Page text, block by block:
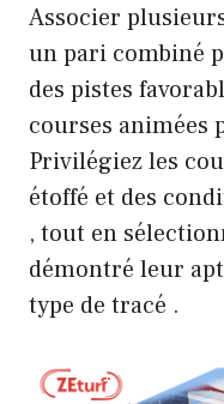
Associer
un pari combiné
des pistes
courses animées
Privilégiez les
étoffé et des
, tout en
démontré leur
type de tracé .